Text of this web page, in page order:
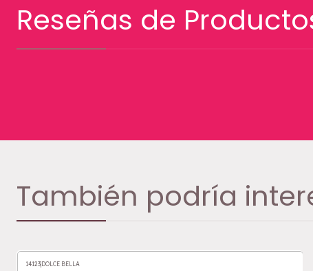
Reseñas de
También podría
14123 DOLCE BELLA